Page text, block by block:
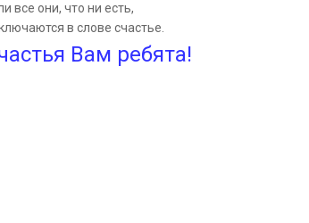
все они, что ни есть,
в слове счастье.
Вам ребята!